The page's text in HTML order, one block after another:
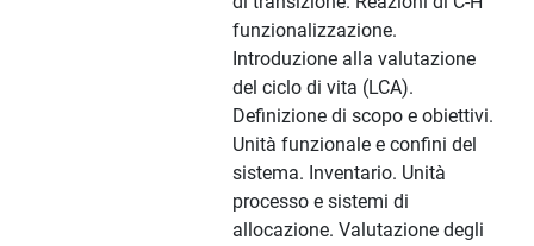
funzionalizzazione.
Introduzione alla valutazione
del ciclo di vita (LCA).
Definizione di scopo e obiettivi.
Unità funzionale e confini del
sistema. Inventario. Unità
processo e sistemi di
allocazione. Valutazione degli